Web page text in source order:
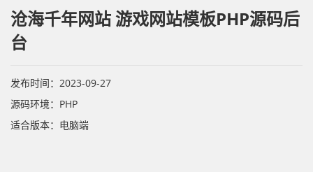
沧海千年网站 游戏网站模板PHP源码后
台
发布时间：2023-09-27
源码环境：PHP
适合版本：电脑端